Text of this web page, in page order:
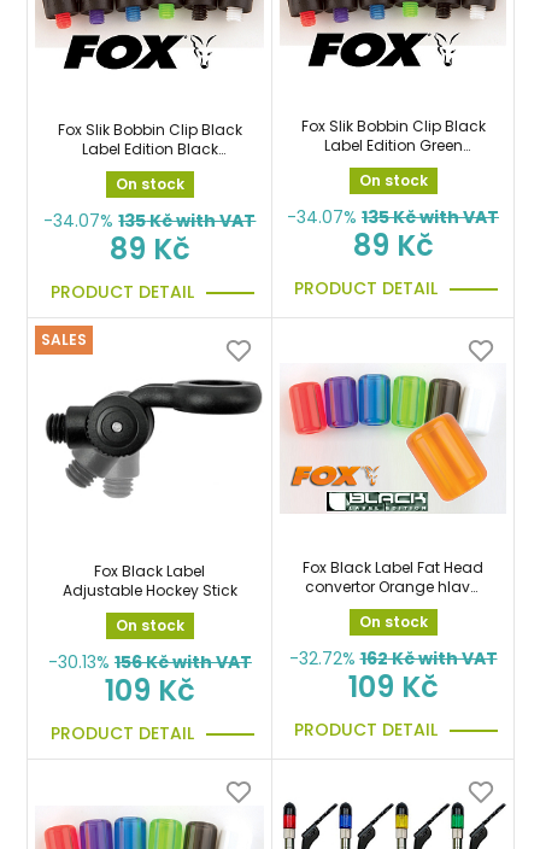
Fox Slik Bobbin Clip Black
Label Edition Black
výměnná hlava černá
On stock
-34.07% 135Kč with VAT
89 Kč
PRODUCT DETAIL
Fox Slik Bobbin Clip Black
Label Edition Green
výměnná hlava zelená
On stock
-34.07% 135Kč with VAT
89 Kč
PRODUCT DETAIL
SALES
Fox Black Label
Adjustable Hockey Stick
On stock
-30.13% 156Kč with VAT
109 Kč
PRODUCT DETAIL
Fox Black Label Fat Head
convertor Orange hlava
náhradní silná oranž
On stock
-32.72% 162Kč with VAT
109 Kč
PRODUCT DETAIL